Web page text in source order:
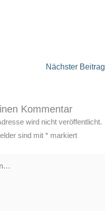
Nächster Beitrag
Kommentar
wird nicht veröffentlicht.
sind mit* markiert